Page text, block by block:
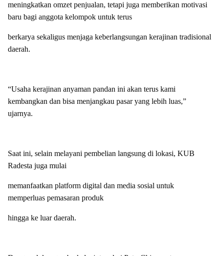
meningkatkan omzet penjualan, tetapi juga memberikan motivasi
baru bagi anggota kelompok untuk terus
berkarya sekaligus menjaga keberlangsungan kerajinan tradisional
daerah.
“Usaha kerajinan anyaman pandan ini akan terus kami
kembangkan dan bisa menjangkau pasar yang lebih luas,”
ujarnya.
Saat ini, selain melayani pembelian langsung di lokasi, KUB
Radesta juga mulai
memanfaatkan platform digital dan media sosial untuk
memperluas pemasaran produk
hingga ke luar daerah.